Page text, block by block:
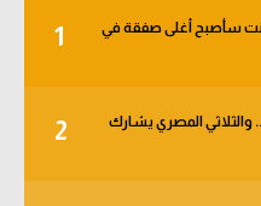
1
سأصبح أغلى صفقة في
2
خبر في الجول - الأهلي يبدأ من دور الـ 32.. والثلاثي المصري يشارك